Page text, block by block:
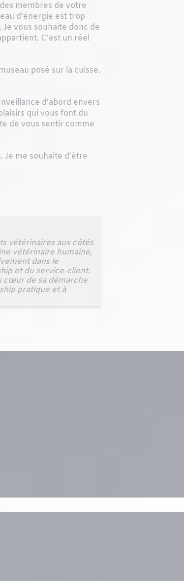
membres de votre
d’énergie est trop
vous souhaite donc de
C’est un réel
posé sur la cuisse.
d’abord envers
qui vous font du
de vous sentir comme
me souhaite d’être
vétérinaires aux côtés
vétérinaire humaine,
dans le
et du service-client.
cœur de sa démarche
pratique et à